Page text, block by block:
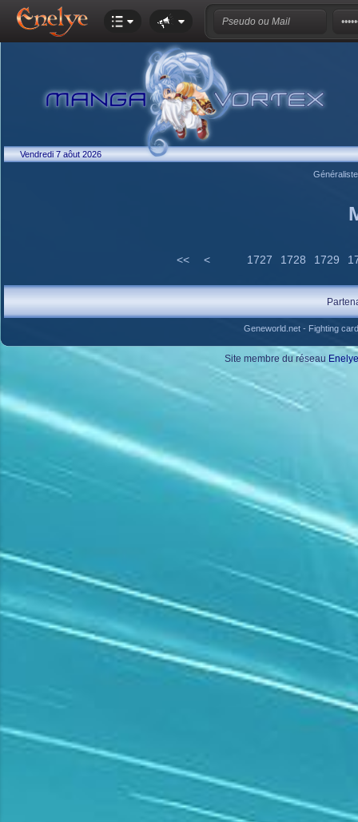
Vendredi 7 aôut 2026
<< < 1727 1728 1729
Geneworld.net- Fighting
Site membre du réseau Enelye